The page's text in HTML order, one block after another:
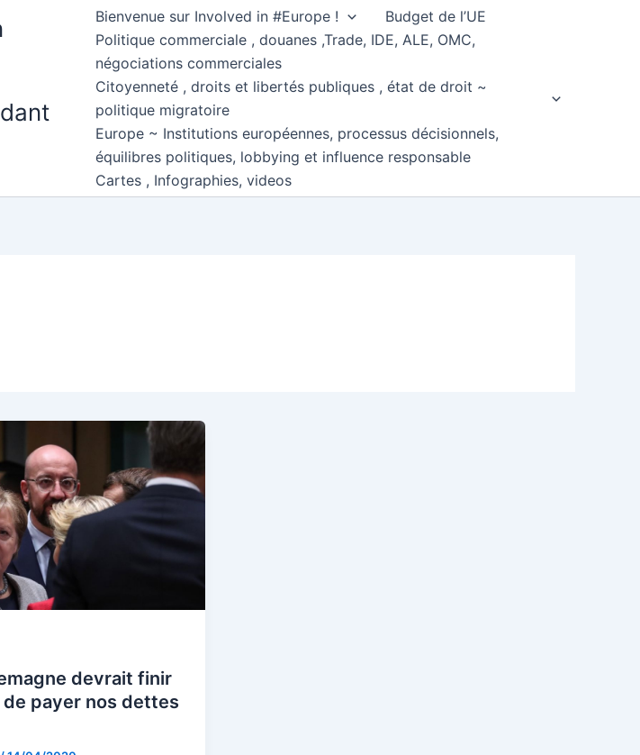
Bienvenue sur Involved in #Europe !
Budget de l’UE
Politique commerciale , douanes ,Trade, IDE, ALE, OMC,
négociations commerciales
Citoyenneté , droits et libertés publiques , état de droit ~
politique migratoire
Europe ~ Institutions européennes, processus décisionnels,
équilibres politiques, lobbying et influence responsable
Cartes , Infographies, videos
devrait finir
payer nos dettes